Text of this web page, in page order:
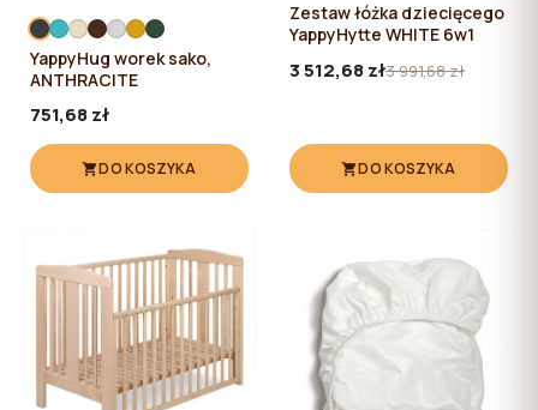
YappyHug worek sako,
ANTHRACITE
751,68 zł
DO KOSZYKA
Zestaw łóżka dziecięcego
YappyHytte WHITE 6w1
3 512,68 zł3 991,68 zł
DO KOSZYKA